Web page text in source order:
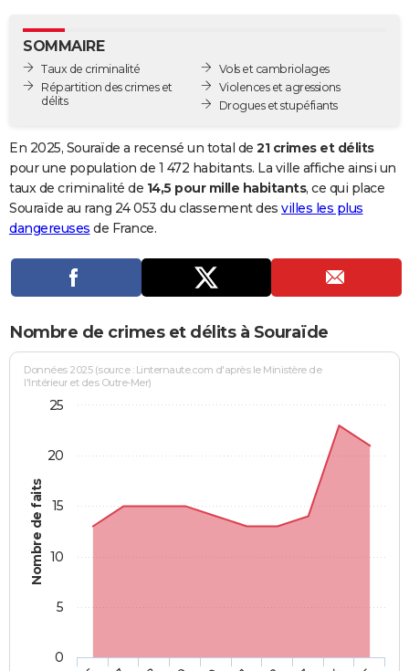
GUIDES D'ACHAT
BONS PLANS
Carte de Noël
Carte Bonne année
Carte Saint-Valentin
Carte Pâques
Carte d'anniversaire
DICTIONNAIRE
Dictionnaire
Biographies
Citations
Expressions
Proverbes
PROGRAMME TV
Se connecter
Entreprises
Service militaire
Avis de recherche
AVIS DE DÉCÈS
Bricolage
Lifestyle
Culture
Sport
Auto
Television
Voyage
Cinema
SOMMAIRE
Taux de criminalité
Répartition des crimes et
délits
Vols et cambriolages
Violences et agressions
Drogues et stupéfiants
En 2025, Souraïde a recensé un total de 21 crimes et délits
pour une population de 1 472 habitants. La ville affiche ainsi un
taux de criminalité de 14,5 pour mille habitants, ce qui place
Souraïde au rang 24 053 du classement des villes les plus
dangereuses de France.
Nombre de crimes et délits à Souraïde
Nombre de faits
Données 2025 (source : Linternaute.com d'après le Ministère de
l'Intérieur et des Outre-Mer)
0
5
10
15
20
25